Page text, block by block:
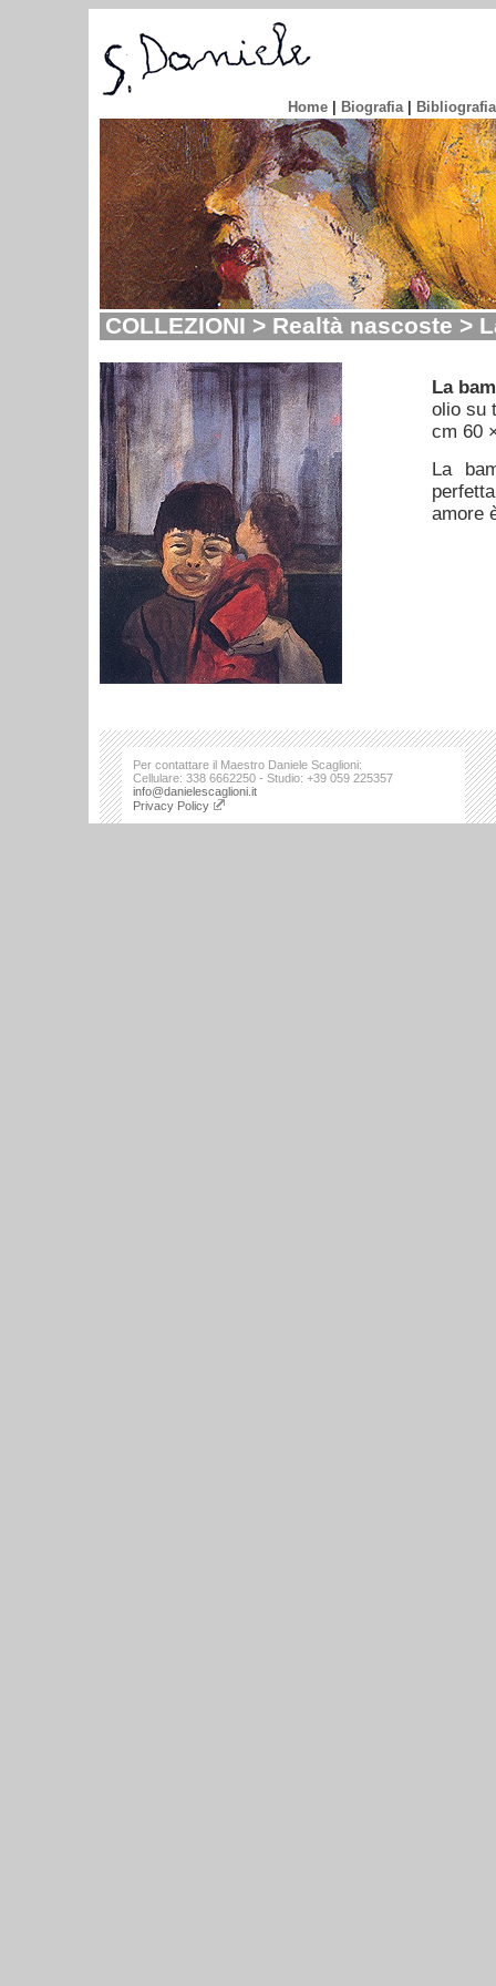
Home Biografia| Bibliografia
COLLEZIONI > Realtà nascoste >
La
olio su
cm 60
La
amore
Per contattare il Maestro Daniele Scaglioni:
Cellulare: 338 6662250 - Studio: +39 059 225357
info@danielescaglioni.it
Privacy Policy